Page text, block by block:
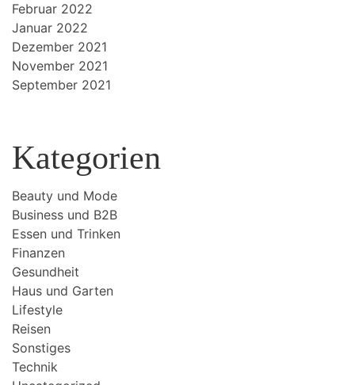
Februar 2022
Januar 2022
Dezember 2021
November 2021
September 2021
Kategorien
Beauty und Mode
Business und B2B
Essen und Trinken
Finanzen
Gesundheit
Haus und Garten
Lifestyle
Reisen
Sonstiges
Technik